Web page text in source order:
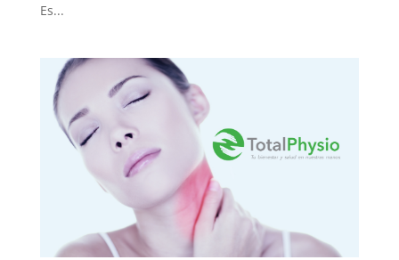
Es...